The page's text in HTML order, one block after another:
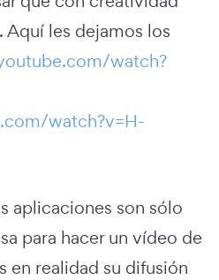
les dejamos los
watch?
watch?v=H-
aplicaciones son sólo
para hacer un vídeo de
en realidad su difusión